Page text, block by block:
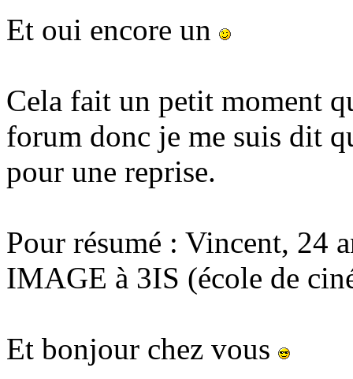
Et oui encore un
Cela fait un petit moment
forum donc je me suis dit
pour une reprise.
Pour résumé : Vincent, 24
IMAGE à 3IS (école de
Et bonjour chez vous